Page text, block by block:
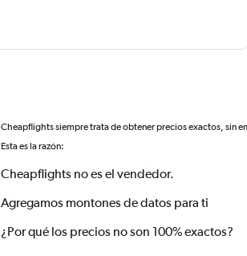
Cheapflights siempre trata de obtener precios exactos, sin
Esta es la razón:
Cheapflights no es el vendedor.
Agregamos montones de datos para ti
¿Por qué los precios no son 100% exactos?